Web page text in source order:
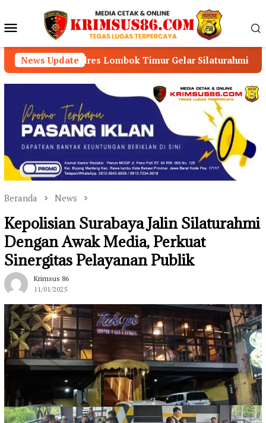
konten Menu
Mobile
News Update
Lombok Timur Gelar Silaturahmi dan Lomba
Beranda News
Kepolisian Surabaya Jalin Silaturahmi
Dengan Awak Media, Perkuat
Sinergitas Pelayanan Publik
Krimsus 86
11/01/2025